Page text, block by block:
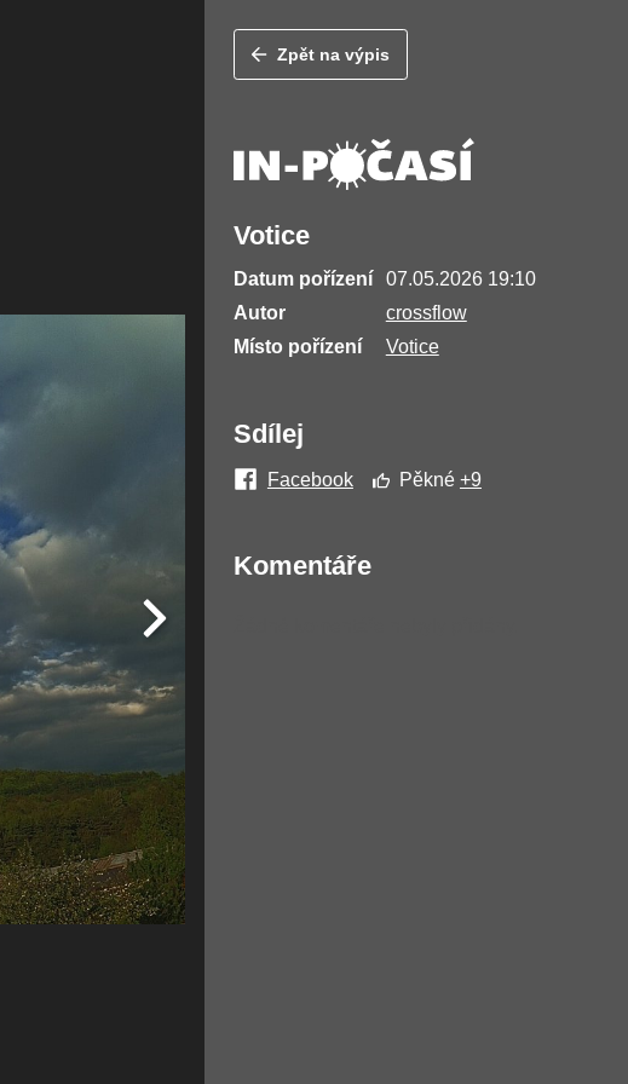
Zpět na výpis
Votice
Datum pořízení
07.05.2026 19:10
Autor
crossflow
Místo pořízení
Votice
Sdílej
Facebook Pěkné +9
Komentáře